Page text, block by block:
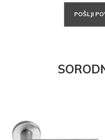
POŠLJI